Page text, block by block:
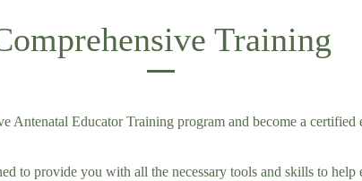
Training
Antenatal Educator Training program and become a certified
to provide you with all the necessary tools and skills to help